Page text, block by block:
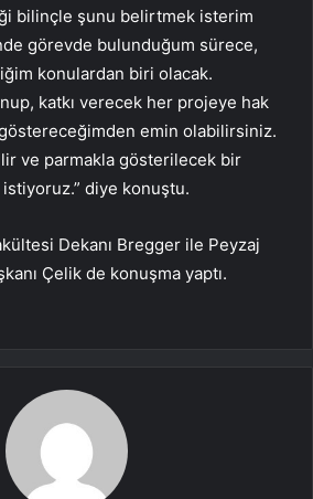
bilinçle şunu belirtmek isterim
görevde bulunduğum sürece,
konulardan biri olacak.
katkı verecek her projeye hak
emin olabilirsiniz.
ve parmakla gösterilecek bir
diye konuştu.
Dekanı Bregger ile Peyzaj
Çelik de konuşma yaptı.